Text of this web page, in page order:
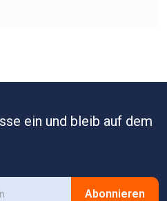
ein und bleib auf dem
Abonnieren